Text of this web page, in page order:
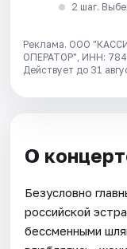
2 шаг.
Реклама. ООО
ОПЕРАТОР", ИНН:
Действует до 31
О
Безусловно
российской
бессменными